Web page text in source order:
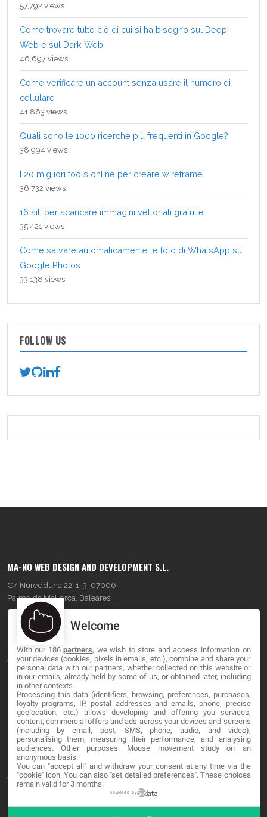
57,792 views
Come trovare tutto ciò di cui si ha bisogno sul Deep
Web e sul Dark Web
46,697 views
Come verificare un account senza usare il numero di
cellulare
41,863 views
Quali sono le 1000 ricerche più frequenti in Google?
38,994 views
I 20 migliori tools online per creare wireframe
36,732 views
16 siti per scaricare immagini vettoriali gratuite
35,421 views
Come salvare automaticamente le foto di WhatsApp su
Google Photos
33,138 views
FOLLOW US
MA-NO WEB DESIGN AND DEVELOPMENT S.L.
C/ Nuredduna 22, 1-3, 07006
Palma de Mallorca, Baleares
OUR COMPANY
About
Blog
Contact
LEGAL
Cookies
Avviso Legale
Welcome
With our 186partners, we wish to store and access information on
your devices (cookies, pixels in emails, etc.), combine and share your
personal data with our partners, whether collected on this website or
in our emails, already held by some of us, or obtained later, including
in other contexts.
Processing this data (identifiers, browsing, preferences, purchases,
loyalty programs, IP, postal addresses and emails, phone, precise
geolocation, etc.) allows developing and offering you services,
content, commercial offers and ads across your devices and screens
(including by email, post, SMS, phone, audio, and video),
personalising them, measuring their performance, and analysing
audiences. Other purposes: Mouse movement study on an
anonymous basis.
You can "accept all" and withdraw your consent at any time via the
"cookie" icon. You can also "set detailed preferences". These choices
remain valid for 3 months.
powered by